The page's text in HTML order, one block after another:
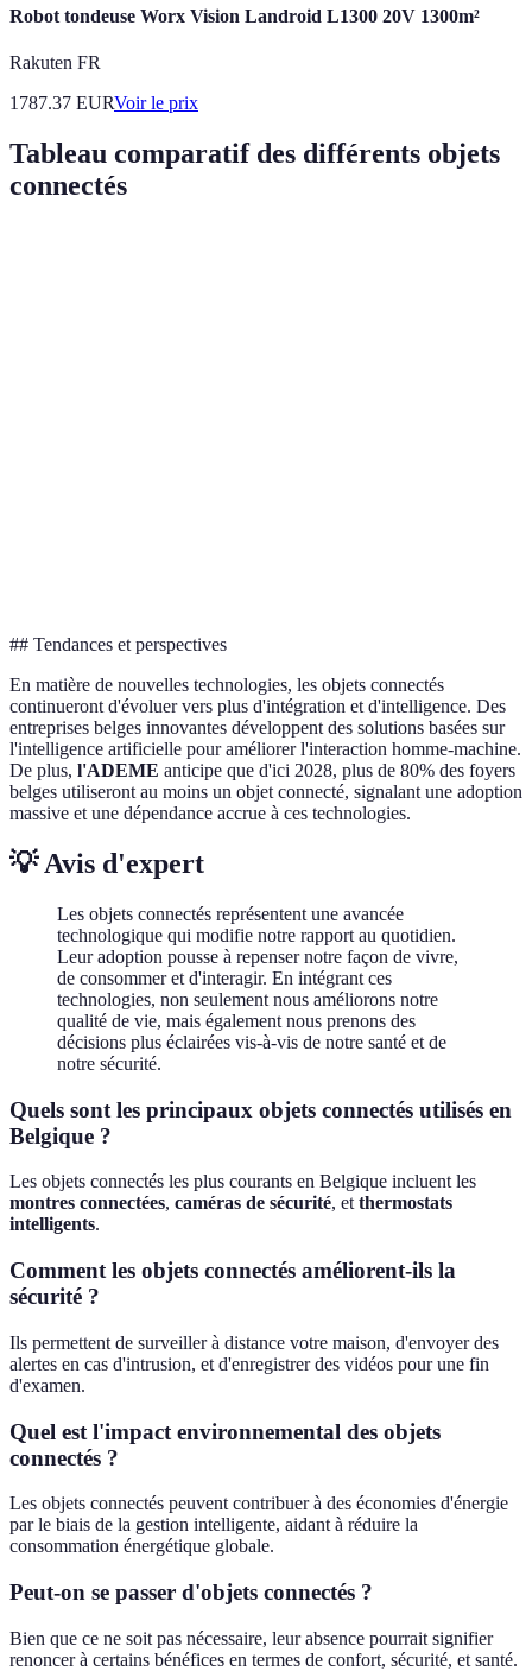
Robot tondeuse Worx Vision Landroid L1300 20V 1300m²
Rakuten FR
1787.37 EURVoir le prix
Tableau comparatif des différents objets
connectés
## Tendances et perspectives
En matière de nouvelles technologies, les objets connectés
continueront d'évoluer vers plus d'intégration et d'intelligence. Des
entreprises belges innovantes développent des solutions basées sur
l'intelligence artificielle pour améliorer l'interaction homme-machine.
De plus, l'ADEME anticipe que d'ici 2028, plus de 80% des foyers
belges utiliseront au moins un objet connecté, signalant une adoption
massive et une dépendance accrue à ces technologies.
💡 Avis d'expert
Les objets connectés représentent une avancée
technologique qui modifie notre rapport au quotidien.
Leur adoption pousse à repenser notre façon de vivre,
de consommer et d'interagir. En intégrant ces
technologies, non seulement nous améliorons notre
qualité de vie, mais également nous prenons des
décisions plus éclairées vis-à-vis de notre santé et de
notre sécurité.
Quels sont les principaux objets connectés utilisés en
Belgique ?
Les objets connectés les plus courants en Belgique incluent les
montres connectées, caméras de sécurité, et thermostats
intelligents.
Comment les objets connectés améliorent-ils la
sécurité ?
Ils permettent de surveiller à distance votre maison, d'envoyer des
alertes en cas d'intrusion, et d'enregistrer des vidéos pour une fin
d'examen.
Quel est l'impact environnemental des objets
connectés ?
Les objets connectés peuvent contribuer à des économies d'énergie
par le biais de la gestion intelligente, aidant à réduire la
consommation énergétique globale.
Peut-on se passer d'objets connectés ?
Bien que ce ne soit pas nécessaire, leur absence pourrait signifier
renoncer à certains bénéfices en termes de confort, sécurité, et santé.